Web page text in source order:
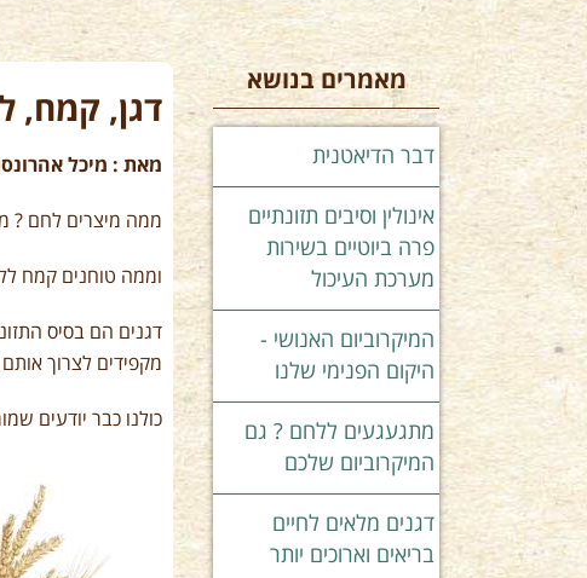
מאמרים בנושא
דבר הדיאטנית
אינולין וסיבים תזונתיים
פרה ביוטיים בשירות
מערכת העיכול
המיקרוביום האנושי -
היקום הפנימי שלנו
מתגעגעים ללחם ? גם
המיקרוביום שלכם
דגנים מלאים לחיים
בריאים וארוכים יותר
דגן, קמח,
מאת : מיכל
ממה מיצרים לחם ?
וממה טוחנים קמח
דגנים הם בסיס
מקפידים לצרוך
כולנו כבר יודעים